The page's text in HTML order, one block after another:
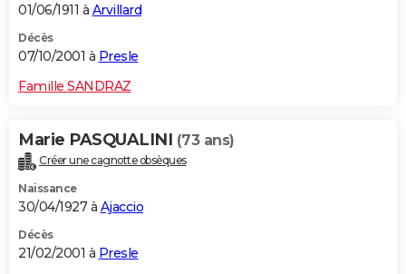
01/06/1911 à Arvillard
Décès
07/10/2001 à Presle
Famille SANDRAZ
Marie PASQUALINI (73 ans)
Créer une cagnotte obsèques
Naissance
30/04/1927 à Ajaccio
Décès
21/02/2001 à Presle